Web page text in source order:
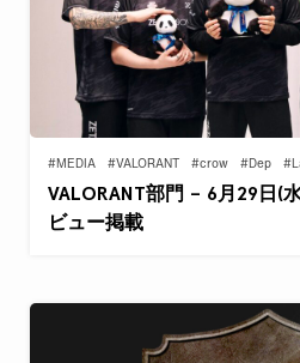
#MEDIA #VALORANT #crow #Dep
VALORANT部門 – 6月29日(
ビュー掲載